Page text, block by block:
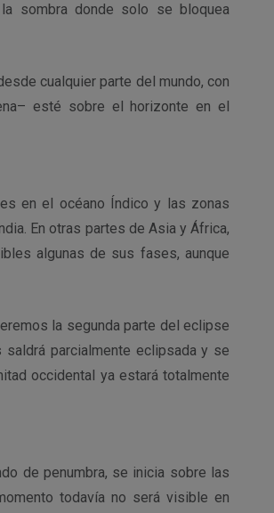
sombra donde solo se bloquea
cualquier parte del mundo, con
esté sobre el horizonte en el
en el océano Índico y las zonas
En otras partes de Asia y África,
algunas de sus fases, aunque
la segunda parte del eclipse
parcialmente eclipsada y se
occidental ya estará totalmente
de penumbra, se inicia sobre las
todavía no será visible en